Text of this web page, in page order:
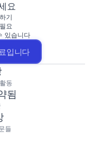
요
기
요
있습니다
입니다
동
됨
들